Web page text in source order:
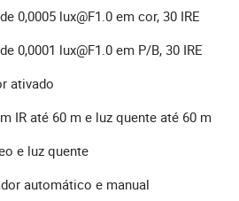
0,0005 lux@F1.0 em cor, 30 IRE
0,0001 lux@F1.0 em P/B, 30 IRE
ativado
IR até 60 m e luz quente até 60 m
e luz quente
automático e manual